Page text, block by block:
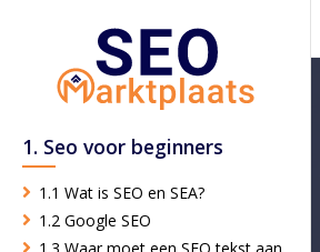
1. Seo voor beginners
1.1 Wat is SEO en SEA?
1.2 Google SEO